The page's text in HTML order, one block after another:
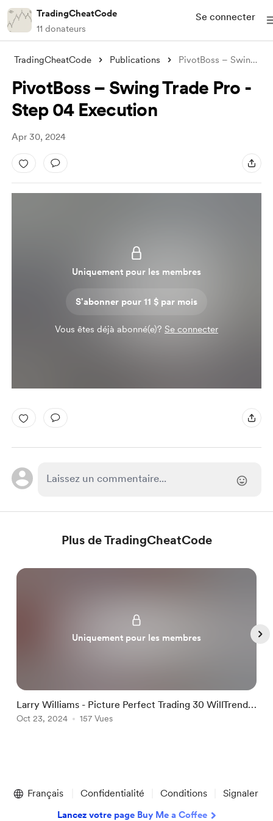
TradingCheatCode
11 donateurs
Se connecter
TradingCheatCode Publications PivotBoss – Swing Trade Pro - Step 04 Ex
PivotBoss – Swing Trade Pro -
Step 04 Execution
Apr 30, 2024
Uniquement pour les membres
S'abonner pour 11 $ par mois
Vous êtes déjà abonné(e)? Se connecter
Plus de TradingCheatCode
Uniquement pour les membres
Larry Williams - Picture Perfect Trading 30 WillTrend
and Target Shooter
Oct 23, 2024 157 Vues
of
Français Confidentialité Conditions Signaler
Lancez votre page Buy Me a Coffee